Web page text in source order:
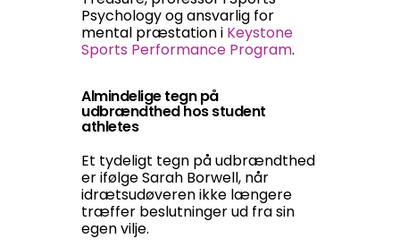
Psychology og ansvarlig for
mental præstation i Keystone
Sports Performance Program.
Almindelige tegn på
udbrændthed hos student
athletes
Et tydeligt tegn på udbrændthed
er ifølge Sarah Borwell, når
idrætsudøveren ikke længere
træffer beslutninger ud fra sin
egen vilje.